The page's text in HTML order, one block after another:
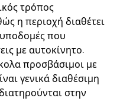
τρόπος
η περιοχή διαθέτει
που
με αυτοκίνητο.
προσβάσιμοι με
γενικά διαθέσιμη
στην